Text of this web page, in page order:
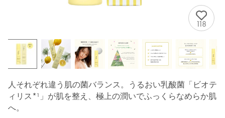
118
人それぞれ違う肌の菌バランス。うるおい乳酸菌「ビオテ
ィリス*¹」が肌を整え、極上の潤いでふっくらなめらか肌
へ。